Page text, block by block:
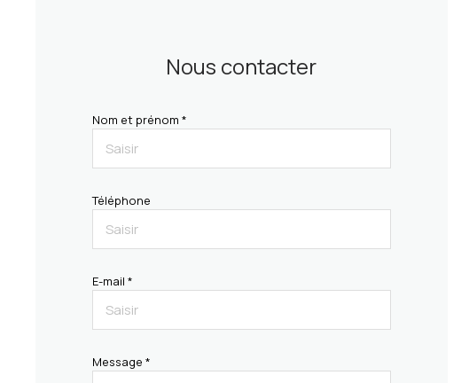
Nous contacter
Nom et prénom *
Téléphone
E-mail *
Message *